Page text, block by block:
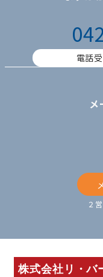
電話
メ
２
株式会社リ・バ